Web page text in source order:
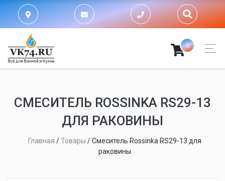
0
СМЕСИТЕЛЬ ROSSINKA RS29-13
ДЛЯ РАКОВИНЫ
Главная /Товары /Смеситель Rossinka RS29-13 для
раковины